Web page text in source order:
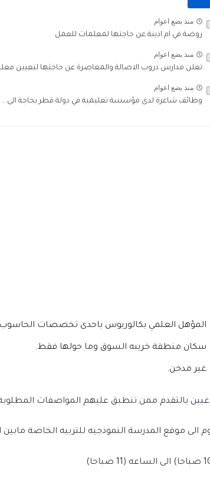
منذ بضع اعوام
روضة في ام اذينة عن حاجتها لمعلمات للعمل
منذ بضع اعوام
تعلن مدارس دروب الاصالة والمعاصرة عن حاجتها لتعيين
منذ بضع اعوام
وظائف شاغرة لدى مؤسسة تعليمية في دولة قطر بحاجة الى...
المؤهل العلمي بكالوريوس باحدى تخصصات
سكان منطقة خريبه السوق وما حولها فقط.
غير مدخن.
بالتقدم ممن تنطبق عليهم المواصفات
الى موقع المدرسة النموذجيه للتربيه الخاصة